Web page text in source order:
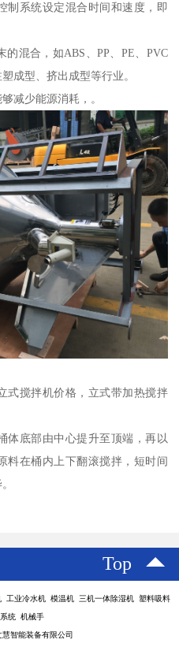
制系统设定混合时间和速度，即
混合，如ABS、PP、PE、PVC
成型、挤出成型等行业。
减少能源消耗，。
式搅拌机价格，立式带加热搅拌
体底部由中心提升至顶端，再以
料在桶内上下翻滚搅拌，短时间
Top
工业冷水机 模温机 三机一体除湿机 塑料吸料
统 机械手
智能装备有限公司